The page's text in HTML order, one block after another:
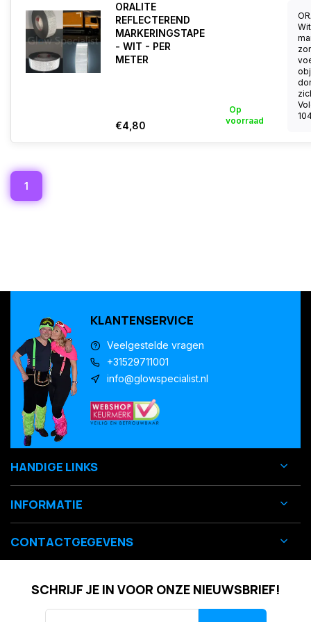
ORALITE
REFLECTEREND
MARKERINGSTAPE
- WIT - PER
METER
€4,80
Op
voorraad
1
KLANTENSERVICE
Veelgestelde vragen
+31529711001
info@glowspecialist.nl
HANDIGE LINKS
INFORMATIE
CONTACTGEGEVENS
SCHRIJF JE IN VOOR ONZE NIEUWSBRIEF!